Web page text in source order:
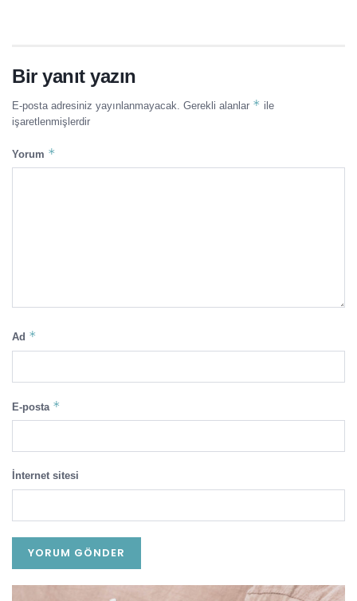
Bir yanıt yazın
E-posta adresiniz yayınlanmayacak. Gerekli alanlar * ile
işaretlenmişlerdir
Yorum *
Ad *
E-posta *
İnternet sitesi